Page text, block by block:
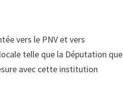
vers le PNV et vers
telle que la Députation que
avec cette institution